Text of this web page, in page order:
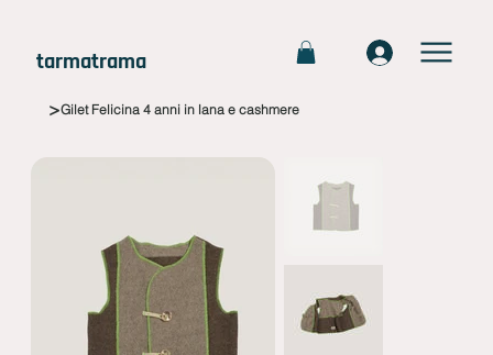
tarmatrama
>Gilet Felicina 4 anni in lana e cashmere